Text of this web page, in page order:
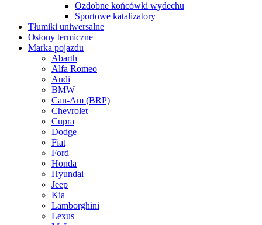
Ozdobne końcówki wydechu
Sportowe katalizatory
Tłumiki uniwersalne
Osłony termiczne
Marka pojazdu
Abarth
Alfa Romeo
Audi
BMW
Can-Am (BRP)
Chevrolet
Cupra
Dodge
Fiat
Ford
Honda
Hyundai
Jeep
Kia
Lamborghini
Lexus